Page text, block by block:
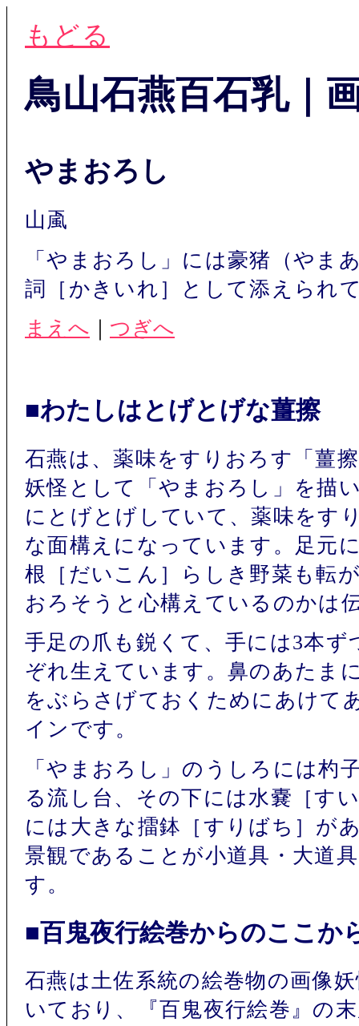
もどる
鳥山石燕百石乳｜
やまおろし
山颪
「やまおろし」には豪猪（やま
詞［かきいれ］として添えられ
まえへ
つぎへ
■わたしはとげとげな薑擦
石燕は、薬味をすりおろす「薑
妖怪として「やまおろし」を描
にとげとげしていて、薬味をす
な面構えになっています。足元
根［だいこん］らしき野菜も転
おろそうと心構えているのかは
手足の爪も鋭くて、手には3本
ぞれ生えています。鼻のあたま
をぶらさげておくためにあけて
インです。
「やまおろし」のうしろには杓
る流し台、その下には水嚢［す
には大きな擂鉢［すりばち］が
景観であることが小道具・大道
す。
■百鬼夜行絵巻からのここか
石燕は土佐系統の絵巻物の画像
いており、『百鬼夜行絵巻』の